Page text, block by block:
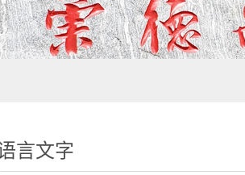
言文字